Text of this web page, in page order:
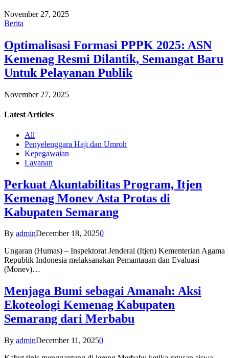
November 27, 2025
Berita
Optimalisasi Formasi PPPK 2025: ASN
Kemenag Resmi Dilantik, Semangat Baru
Untuk Pelayanan Publik
November 27, 2025
Latest Articles
All
Penyelenggara Haji dan Umroh
Kepegawaian
Layanan
Perkuat Akuntabilitas Program, Itjen
Kemenag Monev Asta Protas di
Kabupaten Semarang
By adminDecember 18, 20250
Ungaran (Humas) – Inspektorat Jenderal (Itjen) Kementerian Agama
Republik Indonesia melaksanakan Pemantauan dan Evaluasi
(Monev)…
Menjaga Bumi sebagai Amanah: Aksi
Ekoteologi Kemenag Kabupaten
Semarang dari Merbabu
By adminDecember 11, 20250